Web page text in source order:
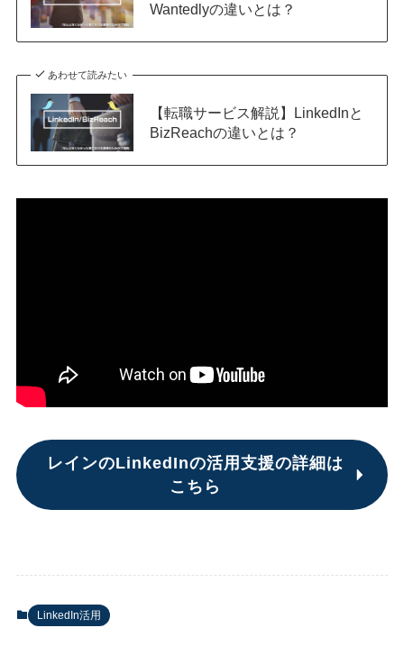
Wantedlyの違いとは？
あわせて読みたい
【転職サービス解説】LinkedInと
BizReachの違いとは？
レインのLinkedInの活用支援の詳細は
こちら
LinkedIn活用